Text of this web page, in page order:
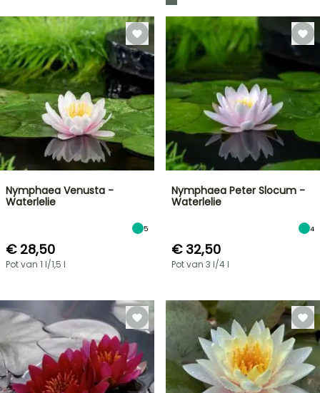
Nymphaea Venusta -
Waterlelie
5
€ 28,50
Pot van 1 l/1,5 l
Nymphaea Peter Slocum -
Waterlelie
4
€ 32,50
Pot van 3 l/4 l